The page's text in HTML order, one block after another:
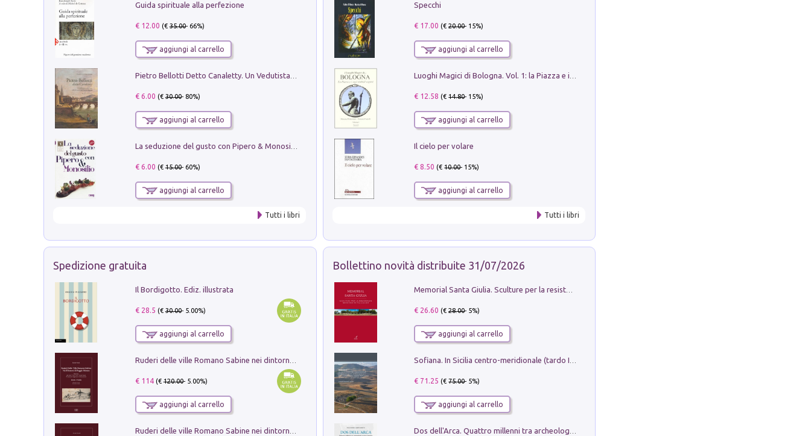
Guida spirituale alla perfezione
€ 12.00 (€35.00- 66%)
aggiungi al carrello
€ 6.00 (€30.00- 80%)
aggiungi al carrello
€ 6.00 (€15.00- 60%)
aggiungi al carrello
Tutti i libri
Specchi
€ 17.00 (€20.00- 15%)
aggiungi al carrello
€ 12.58 (€14.80- 15%)
aggiungi al carrello
Il cielo per volare
€ 8.50 (€10.00- 15%)
aggiungi al carrello
Tutti i libri
Spedizione gratuita
Il Bordigotto. Ediz. illustrata
€ 28.5 (€30.00- 5.00%)
aggiungi al carrello
€ 114(€120.00- 5.00%)
aggiungi al carrello
Bollettino novità distribuite 31/07/2026
€ 26.60 (€28.00- 5%)
aggiungi al carrello
€ 71.25 (€75.00- 5%)
aggiungi al carrello